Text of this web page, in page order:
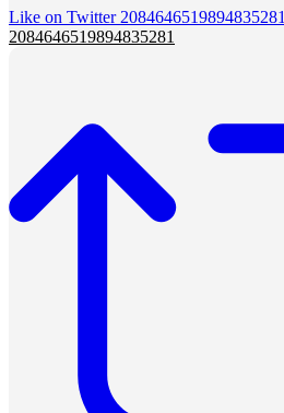
Like on Twitter 2084646519894835281
2084646519894835281